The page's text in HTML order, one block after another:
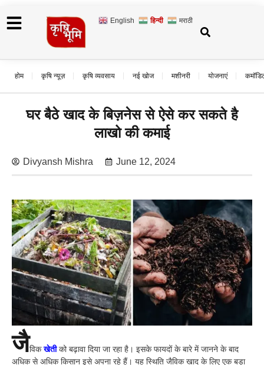
English हिन्दी मराठी
होम कृषि न्यूज़ कृषि व्यवसाय नई खोज मशीनरी योजनाएं
घर बैठे खाद के बिज़नेस से ऐसे कर सकते है
लाखो की कमाई
Divyansh Mishra June 12, 2024
जैविकखेती को बढ़ावा दिया जा रहा है। इसके फायदों के बारे में जानने के बाद
अधिक से अधिक किसान इसे अपना रहे हैं। यह स्थिति जैविक खाद के लिए एक बड़ा